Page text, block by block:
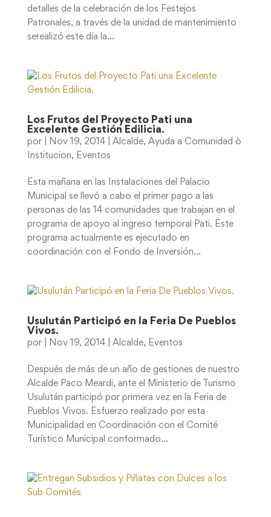
detalles de la celebración de los Festejos
Patronales, a través de la unidad de mantenimiento
serealizó este día la...
Los Frutos del Proyecto Pati una
Excelente Gestión Edilicia.
por Nov 19, 2014| Alcalde, Ayuda a Comunidad ò
Institucion, Eventos
Esta mañana en las Instalaciones del Palacio
Municipal se llevó a cabo el primer pago a las
personas de las 14 comunidades que trabajan en el
programa de apoyo al ingreso temporal Pati. Este
programa actualmente es ejecutado en
coordinación con el Fondo de Inversión...
Usulután Participó en la Feria De Pueblos
Vivos.
por Nov 19, 2014| Alcalde, Eventos
Después de más de un año de gestiones de nuestro
Alcalde Paco Meardi, ante el Ministerio de Turismo
Usulután participó por primera vez en la Feria de
Pueblos Vivos. Esfuerzo realizado por esta
Municipalidad en Coordinación con el Comité
Turístico Municipal conformado...